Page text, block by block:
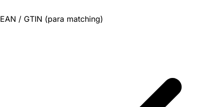
EAN / GTIN (para matching)